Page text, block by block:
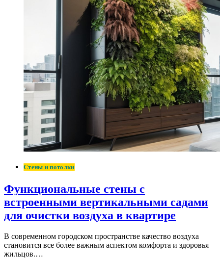
Стены и потолки
Функциональные стены с
встроенными вертикальными садами
для очистки воздуха в квартире
В современном городском пространстве качество воздуха
становится все более важным аспектом комфорта и здоровья
жильцов.…